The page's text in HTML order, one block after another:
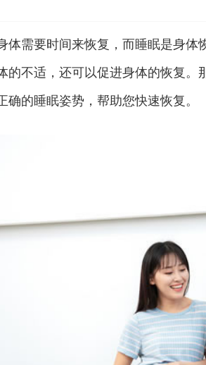
体需要时间来恢复，而睡眠是身
的不适，还可以促进身体的恢复
确的睡眠姿势，帮助您快速恢复。